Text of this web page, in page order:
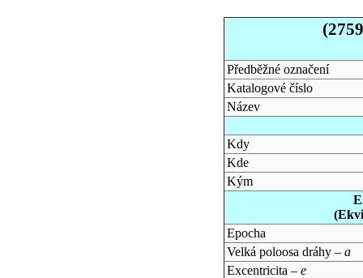
Předběžné označení
Katalogové číslo
Název
Kdy
Kde
Kým
Epocha
Velká poloosa dráhy – a
Excentricita – e